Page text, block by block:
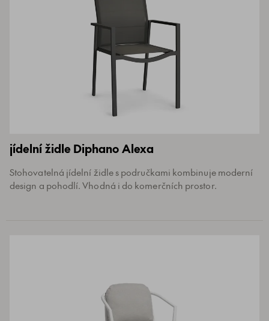
jídelní židle Diphano Alexa
Stohovatelná jídelní židle s područkami kombinuje moderní
design a pohodlí. Vhodná i do komerčních prostor.